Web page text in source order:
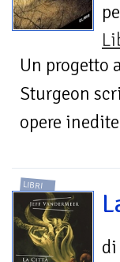
Un progetto
Sturgeon
opere
LIBRI
di